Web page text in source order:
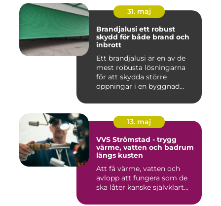
31. maj
Brandjalusi ett robust
skydd för både brand och
inbrott
Ett brandjalusi är en av de
mest robusta lösningarna
för att skydda större
öppningar i en byggnad
13. maj
VVS Strömstad - trygg
värme, vatten och badrum
längs kusten
Att få värme, vatten och
avlopp att fungera som de
ska låter kanske självklart...